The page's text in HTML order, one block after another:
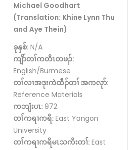
Michael Goodhart
(Translation: Khine Lynn Thu
and Aye Thein)
ခုနှစ်: N/A
ကျိာ်တၢ်ကတိၤတဖၣ်:
English/Burmese
တၢ်လၢအဒုးကဲထီၣ်တၢ် အကလုာ်:
Reference Materials
ကဘျံးပၤ: 972
တၢ်ကရၢကရိ: East Yangon
University
တၢ်ကရၢကရိမၤသကိးတၢ်: East